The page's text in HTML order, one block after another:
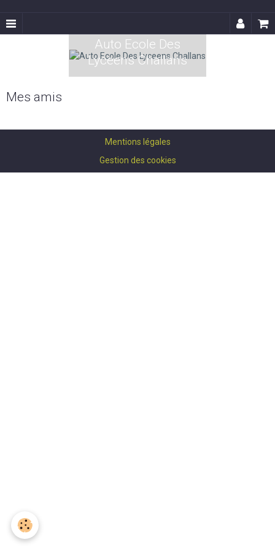
Auto Ecole Des
Lyceens Challans
Mes amis
Mentions légales
Gestion des cookies